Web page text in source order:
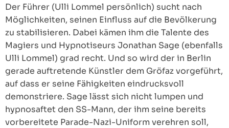
Der Führer (Ulli Lommel persönlich) sucht nach
Möglichkeiten, seinen Einfluss auf die Bevölkerung
zu stabilisieren. Dabei kämen ihm die Talente des
Magiers und Hypnotiseurs Jonathan Sage (ebenfalls
Ulli Lommel) grad recht. Und so wird der in Berlin
gerade auftretende Künstler dem Gröfaz vorgeführt,
auf dass er seine Fähigkeiten eindrucksvoll
demonstriere. Sage lässt sich nicht lumpen und
hypnosaftet den SS-Mann, der ihm seine bereits
vorbereitete Parade-Nazi-Uniform verehren soll,